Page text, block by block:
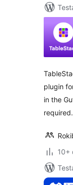
plugin
in the
required.
10+